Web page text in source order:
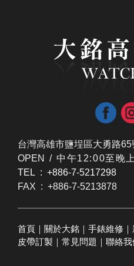
台灣高雄市鹽埕區大勇路65
OPEN / 中午12:00至晚
TEL : +886-7-5217298
FAX : +886-7-5213878
首頁 ｜ 關於大銘 ｜ 手錶維修 ｜
皮帶訂製 ｜ 常見問題 ｜ 聯絡我